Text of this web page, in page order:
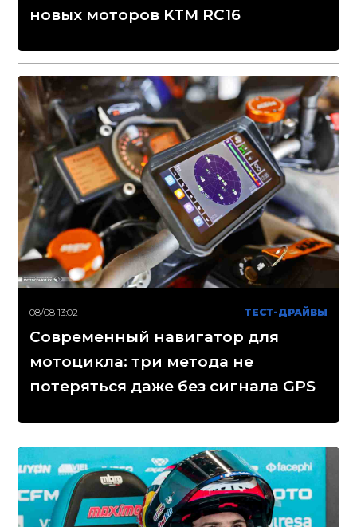
новых моторов KTM RC16
08/08 13:02 ТЕСТ-ДРАЙВЫ
Современный навигатор для
мотоцикла: три метода не
потеряться даже без сигнала GPS